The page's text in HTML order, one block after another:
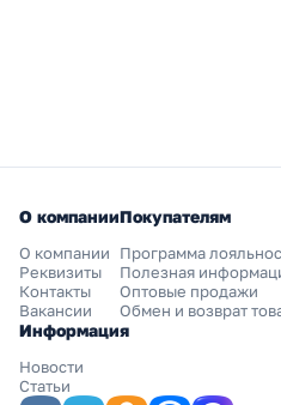
О компании
О компании
Реквизиты
Контакты
Вакансии
Покупателям
Программа
Полезная
Оптовые продажи
Обмен и возврат
Информация
Новости
Статьи